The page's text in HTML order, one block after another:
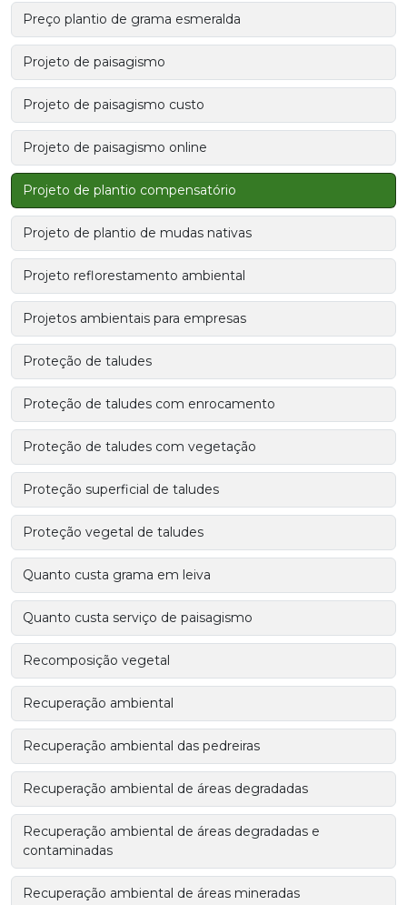
Preço plantio de grama esmeralda
Projeto de paisagismo
Projeto de paisagismo custo
Projeto de paisagismo online
Projeto de plantio compensatório
Projeto de plantio de mudas nativas
Projeto reflorestamento ambiental
Projetos ambientais para empresas
Proteção de taludes
Proteção de taludes com enrocamento
Proteção de taludes com vegetação
Proteção superficial de taludes
Proteção vegetal de taludes
Quanto custa grama em leiva
Quanto custa serviço de paisagismo
Recomposição vegetal
Recuperação ambiental
Recuperação ambiental das pedreiras
Recuperação ambiental de áreas degradadas
Recuperação ambiental de áreas degradadas e
contaminadas
Recuperação ambiental de áreas mineradas